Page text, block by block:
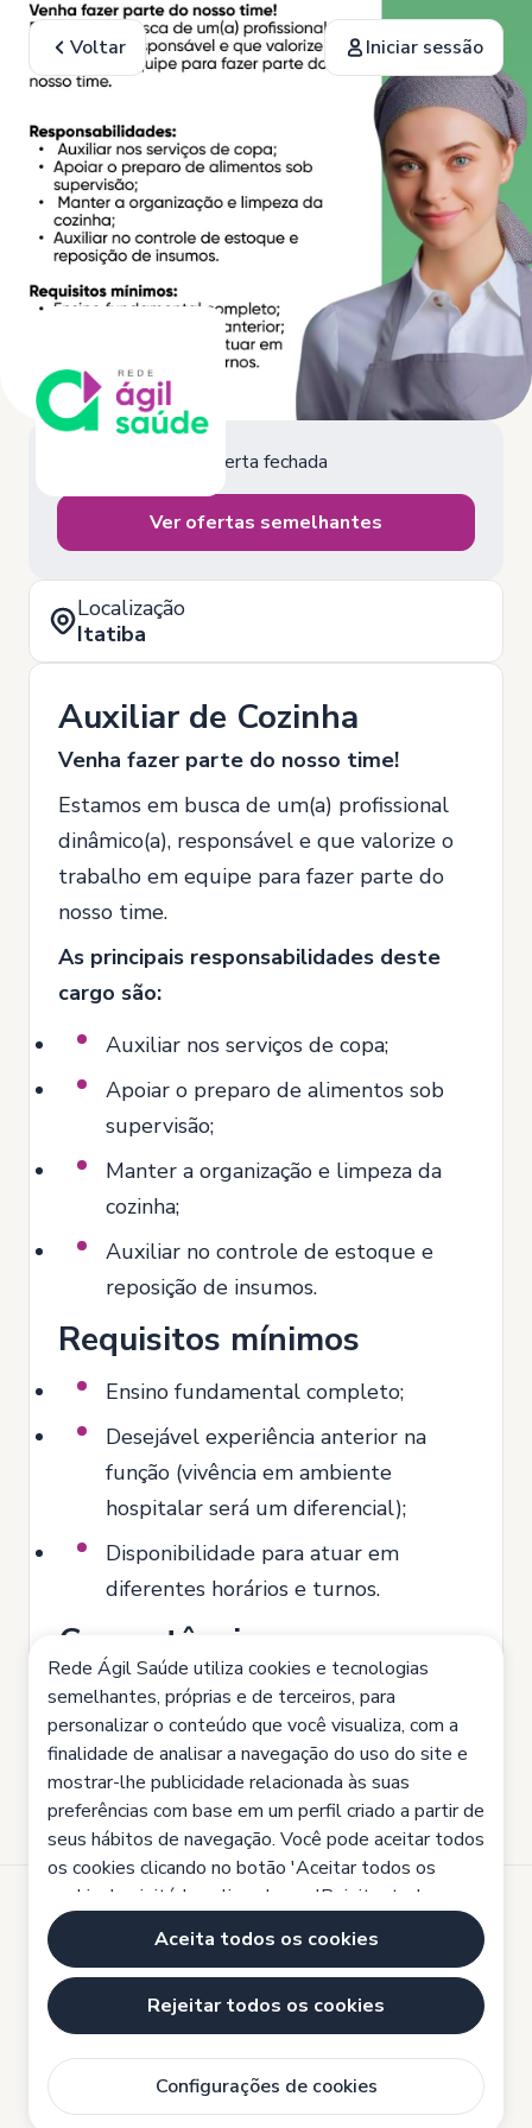
Voltar Iniciar sessão
Oferta fechada
Ver ofertas semelhantes
Localização
Itatiba
Auxiliar de Cozinha
Venha fazer parte do nosso time!
Estamos em busca de um(a) profissional
dinâmico(a), responsável e que valorize o
trabalho em equipe para fazer parte do
nosso time.
As principais responsabilidades deste
cargo são:
Auxiliar nos serviços de copa;
Apoiar o preparo de alimentos sob
supervisão;
Manter a organização e limpeza da
cozinha;
Auxiliar no controle de estoque e
reposição de insumos.
Requisitos mínimos
Ensino fundamental completo;
Desejável experiência anterior na
função (vivência em ambiente
hospitalar será um diferencial);
Disponibilidade para atuar em
diferentes horários e turnos.
Competências
Proatividade
Organização
Responsabilidade
Trabalho em equipe
Desenvolvido por
Aviso legal
Política de cookies
Configurações de cookies
Rede Ágil Saúde utiliza cookies e tecnologias
semelhantes, próprias e de terceiros, para
personalizar o conteúdo que você visualiza, com a
finalidade de analisar a navegação do uso do site e
mostrar-lhe publicidade relacionada às suas
preferências com base em um perfil criado a partir de
seus hábitos de navegação. Você pode aceitar todos
os cookies clicando no botão 'Aceitar todos os
cookies', rejeitá-los clicando em 'Rejeitar todos os
cookies' ou configurá-los clicando em 'Configurações
de cookies'.
Política de cookies
Aceita todos os cookies
Rejeitar todos os cookies
Configurações de cookies